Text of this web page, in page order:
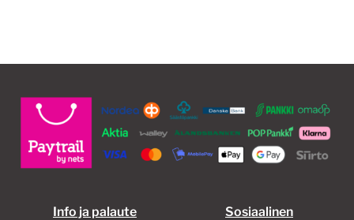
Info ja palaute Sosiaalinen